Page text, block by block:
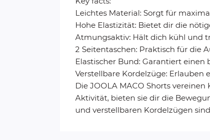
Leichtes Material: Sorgt für
Hohe Elastizität: Bietet dir die
Atmungsaktiv: Hält dich kühl und
2 Seitentaschen: Praktisch für die
Elastischer Bund: Garantiert einen
Verstellbare Kordelzüge:
Die JOOLA MACO Shorts
Aktivität, bieten sie dir die
und verstellbaren Kordelzügen